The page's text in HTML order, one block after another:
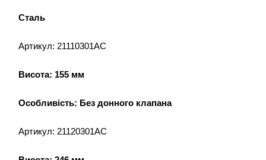
Сталь
Артикул: 21110301AC
Висота: 155 мм
Особливість: Без донного клапана
Артикул: 21120301AC